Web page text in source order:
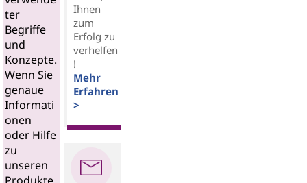
ter
Begriffe
und
Konzepte.
Wenn Sie
genaue
Informati
onen
oder Hilfe
zu
unseren
Ihnen
zum
Erfolg zu
verhelfen
!
Mehr
Erfahren
>